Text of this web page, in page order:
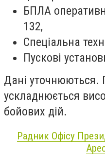
БПЛА
132,
Спеціальна
Пускові
Дані уточнюються.
ускладнюється
бойових дій.
Радник Офiсу